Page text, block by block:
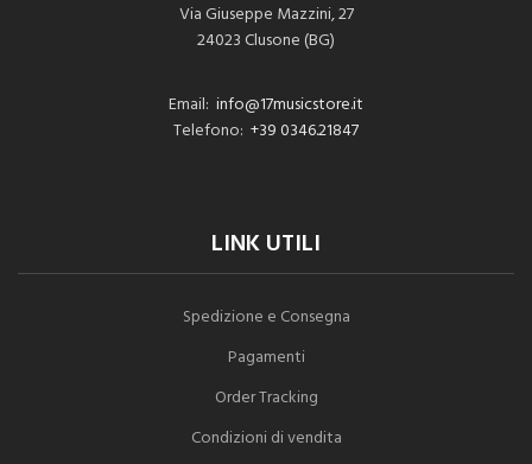
Via Giuseppe Mazzini, 27
24023 Clusone (BG)
Email: info@17musicstore.it
Telefono: +39 0346.21847
LINK UTILI
Spedizione e Consegna
Pagamenti
Order Tracking
Condizioni di vendita